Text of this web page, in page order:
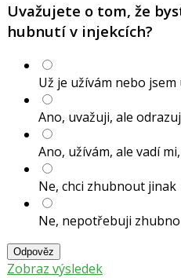
Uvažujete o tom, že
hubnutí v injekcích?
Už je užívám nebo jsem
Ano, uvažuji, ale
Ano, užívám, ale vadí
Ne, chci zhubnout jinak
Ne, nepotřebuji
Odpověz
Zobraz výsledek